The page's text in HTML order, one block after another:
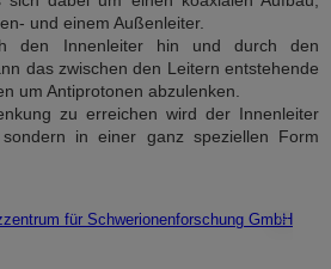
und einem Außenleiter.
den Innenleiter hin und durch den
das zwischen den Leitern entstehende
um Antiprotonen abzulenken.
zu erreichen wird der Innenleiter
in einer ganz speziellen Form
©